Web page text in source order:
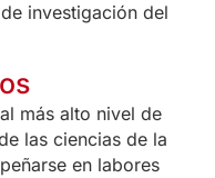
investigación del
más alto nivel de
las ciencias de la
en labores